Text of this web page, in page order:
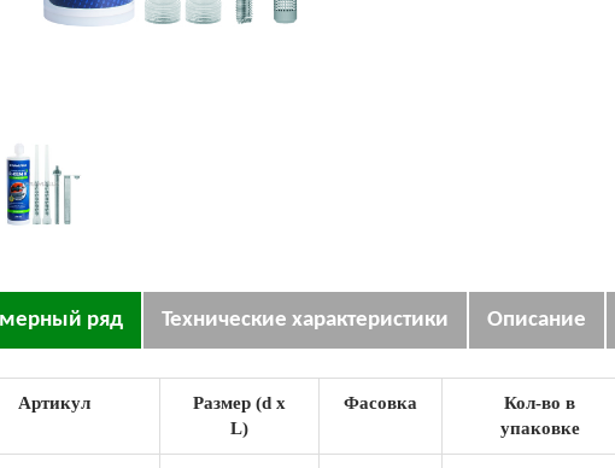
ряд Технические характеристики Описание
Артикул
Размер (d x
L)
Фасовка
Кол-во в
упаковке